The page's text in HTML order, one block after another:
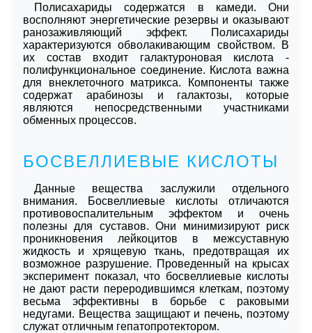
Полисахариды содержатся в камеди. Они
восполняют энергетические резервы и оказывают
ранозаживляющий эффект. Полисахариды
характеризуются обволакивающим свойством. В
их состав входит галактуроновая кислота -
полифункциональное соединение. Кислота важна
для внеклеточного матрикса. Компоненты также
содержат арабинозы и галактозы, которые
являются непосредственными участниками
обменных процессов.
БОСВЕЛЛИЕВЫЕ КИСЛОТЫ
Данные вещества заслужили отдельного
внимания. Босвеллиевые кислоты отличаются
противовоспалительным эффектом и очень
полезны для суставов. Они минимизируют риск
проникновения лейкоцитов в межсуставную
жидкость и хрящевую ткань, предотвращая их
возможное разрушение. Проведенный на крысах
эксперимент показал, что босвеллиевые кислоты
не дают расти переродившимся клеткам, поэтому
весьма эффективны в борьбе с раковыми
недугами. Вещества защищают и печень, поэтому
служат отличным гепатопротектором.